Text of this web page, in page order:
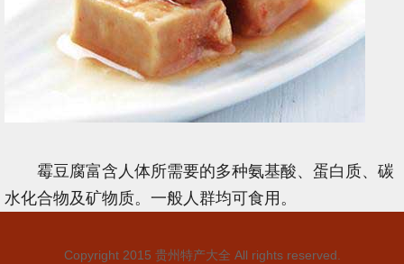
霉豆腐富含人体所需要的多种氨基酸、蛋白质、碳
水化合物及矿物质。一般人群均可食用。
Copyright 2015 贵州特产大全 All rights reserved.